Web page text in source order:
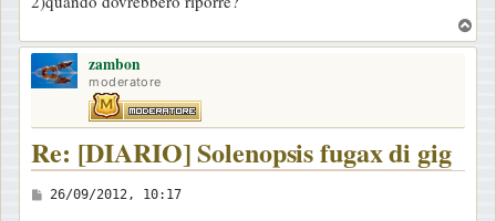
g
g
i
o
o
zambon
moderatore
Re: [DIARIO] Solenopsis fugax di gig
M
26/09/2012, 10:17